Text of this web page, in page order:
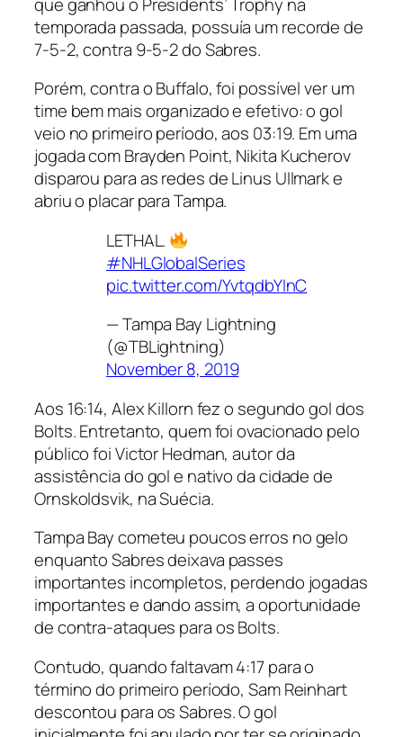
temporada passada, possuía um recorde de
7-5-2, contra 9-5-2 do Sabres.
Porém, contra o Buffalo, foi possível ver um
time bem mais organizado e efetivo: o gol
veio no primeiro período, aos 03:19. Em uma
jogada com Brayden Point, Nikita Kucherov
disparou para as redes de Linus Ullmark e
abriu o placar para Tampa.
LETHAL.
#NHLGlobalSeries
pic.twitter.com/YvtqdbYInC
— Tampa Bay Lightning
(@TBLightning)
November 8, 2019
Aos 16:14, Alex Killorn fez o segundo gol dos
Bolts. Entretanto, quem foi ovacionado pelo
público foi Victor Hedman, autor da
assistência do gol e nativo da cidade de
Ornskoldsvik, na Suécia.
Tampa Bay cometeu poucos erros no gelo
enquanto Sabres deixava passes
importantes incompletos, perdendo jogadas
importantes e dando assim, a oportunidade
de contra-ataques para os Bolts.
Contudo, quando faltavam 4:17 para o
término do primeiro período, Sam Reinhart
descontou para os Sabres. O gol